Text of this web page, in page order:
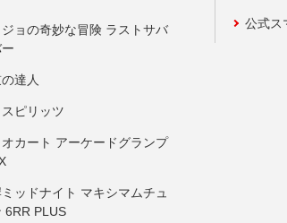
ョの奇妙な冒険 ラストサバ
達人
ピリッツ
カート アーケードグランプ
ッドナイト マキシマムチュ
6RR PLUS
公式ス